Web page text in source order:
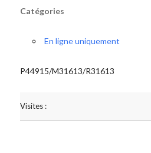
Catégories
En ligne uniquement
P44915/M31613/R31613
Visites :